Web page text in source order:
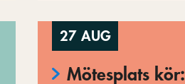
27 AUG
Mötesplats kör: